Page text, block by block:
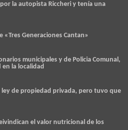
la autopista Riccheri y tenía una
«Tres Generaciones Cantan»
municipales y de Policia Comunal,
la localidad
de propiedad privada, pero tuvo que
el valor nutricional de los